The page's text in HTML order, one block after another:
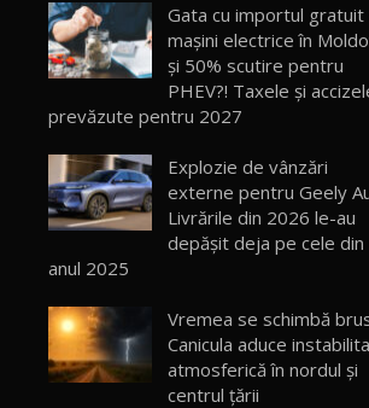
Gata cu importul gratuit
mașini electrice în
și 50% scutire pentru
PHEV?! Taxele și
prevăzute pentru 2027
Explozie de vânzări
externe pentru Geely
Livrările din 2026 le-au
depășit deja pe cele
anul 2025
Vremea se schimbă
Canicula aduce
atmosferică în nordul și
centrul țării